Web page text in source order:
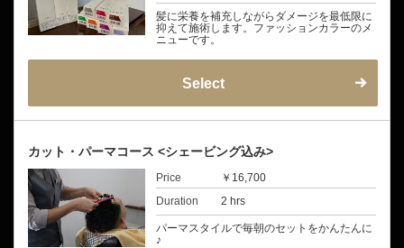
髪に栄養を補充しながらダメージを最低限に
抑えて施術します。ファッションカラーのメ
ニューです。
Select
カット・パーマコース <シェービング込み>
Price
￥16,700
Duration
2 hrs
パーマスタイルで毎朝のセットをかんたんに
♪